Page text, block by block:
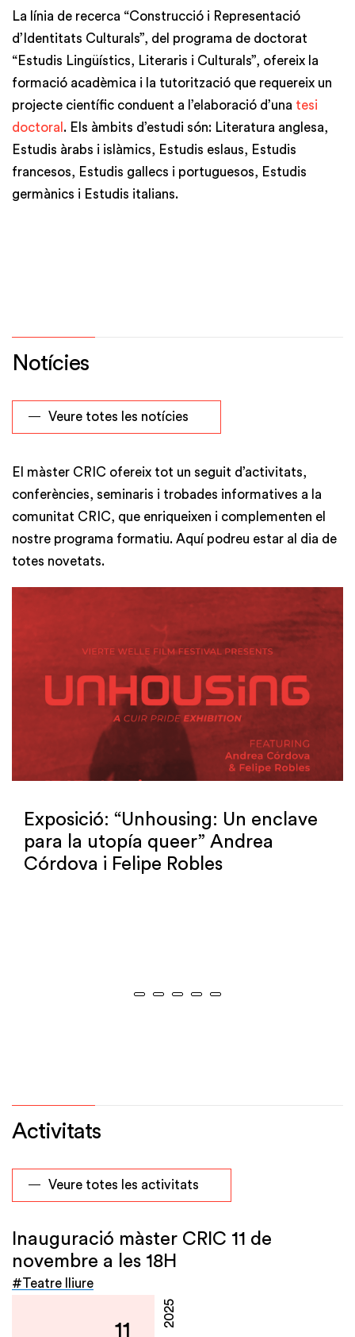
La línia de recerca “Construcció i Representació
d’Identitats Culturals”, del programa de doctorat
“Estudis Lingüístics, Literaris i Culturals”, ofereix la
formació acadèmica i la tutorització que requereix un
projecte científic conduent a l’elaboració d’una tesi
doctoral . Els àmbits d’estudi són: Literatura anglesa,
Estudis àrabs i islàmics, Estudis eslaus, Estudis
francesos, Estudis gallecs i portuguesos, Estudis
germànics i Estudis italians.
Notícies
Veure totes les notícies
El màster CRIC ofereix tot un seguit d’activitats,
conferències, seminaris i trobades informatives a la
comunitat CRIC, que enriqueixen i complementen el
nostre programa formatiu. Aquí podreu estar al dia de
totes novetats.
Exposició: “Unhousing: Un enclave
para la utopía queer” Andrea
Córdova i Felipe Robles
Activitats
Veure totes les activitats
Inauguració màster CRIC 11 de
novembre a les 18H
#Teatre lliure
11
2025